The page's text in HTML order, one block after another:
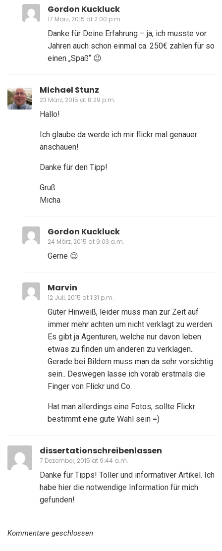
Gordon Kuckluck
17 März, 2015 at 2:00 p.m.
Danke für Deine Erfahrung – ja, ich musste vor
Jahren auch schon einmal ca. 250€ zahlen für so
einen „Spaß“ 😉
Michael Stunz
23 März, 2015 at 8:29 p.m.
Hallo!
Ich glaube da werde ich mir flickr mal genauer
anschauen!
Danke für den Tipp!
Gruß
Micha
Gordon Kuckluck
24 März, 2015 at 9:03 a.m.
Gerne 😉
Marvin
12 Juli, 2015 at 1:31 p.m.
Guter Hinweiß, leider muss man zur Zeit auf
immer mehr achten um nicht verklagt zu werden.
Es gibt ja Agenturen, welche nur davon leben
etwas zu finden um anderen zu verklagen..
Gerade bei Bildern muss man da sehr vorsichtig
sein.. Deswegen lasse ich vorab erstmals die
Finger von Flickr und Co.
Hat man allerdings eine Fotos, sollte Flickr
bestimmt eine gute Wahl sein =)
dissertationschreibenlassen
7 Dezember, 2015 at 9:44 a.m.
Danke für Tipps! Toller und informativer Artikel. Ich
habe hier die notwendige Information für mich
gefunden!
Kommentare geschlossen